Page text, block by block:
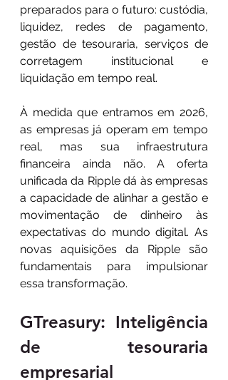
preparados para o futuro: custódia,
liquidez, redes de pagamento,
gestão de tesouraria, serviços de
corretagem institucional e
liquidação em tempo real.
À medida que entramos em 2026,
as empresas já operam em tempo
real, mas sua infraestrutura
financeira ainda não. A oferta
unificada da Ripple dá às empresas
a capacidade de alinhar a gestão e
movimentação de dinheiro às
expectativas do mundo digital. As
novas aquisições da Ripple são
fundamentais para impulsionar
essa transformação.
GTreasury: Inteligência
de tesouraria
empresarial